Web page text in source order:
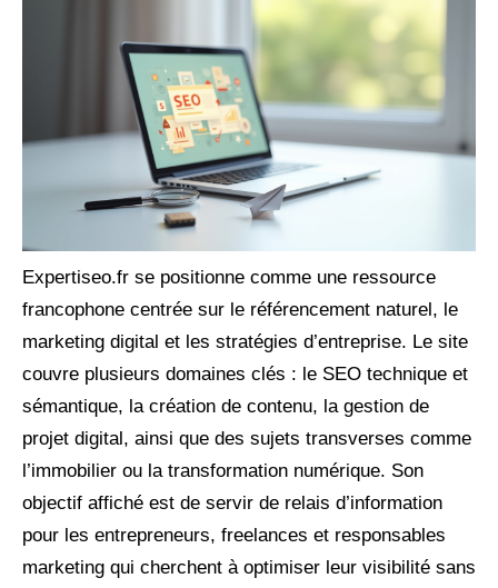
Expertiseo.fr se positionne comme une ressource
francophone centrée sur le référencement naturel, le
marketing digital et les stratégies d’entreprise. Le site
couvre plusieurs domaines clés : le SEO technique et
sémantique, la création de contenu, la gestion de
projet digital, ainsi que des sujets transverses comme
l’immobilier ou la transformation numérique. Son
objectif affiché est de servir de relais d’information
pour les entrepreneurs, freelances et responsables
marketing qui cherchent à optimiser leur visibilité sans